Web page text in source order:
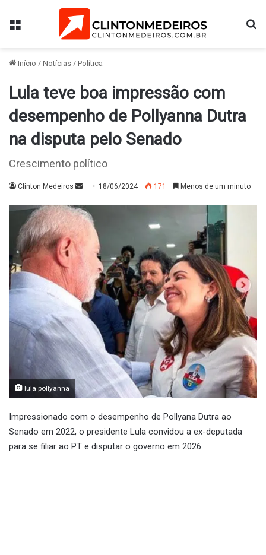
Menu
Início / Notícias / Política
Lula teve boa impressão com
desempenho de Pollyanna Dutra
na disputa pelo Senado
Crescimento político
Clinton Medeiros
Mande
e-
mail
18/06/2024 171 Menos de um minuto
lula pollyanna
Impressionado com o desempenho de Pollyana Dutra ao
Senado em 2022, o presidente Lula convidou a ex-deputada
para se filiar ao PT e disputar o governo em 2026.